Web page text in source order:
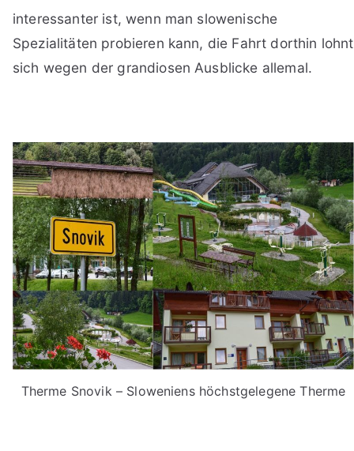
interessanter ist, wenn man slowenische
Spezialitäten probieren kann, die Fahrt dorthin lohnt
sich wegen der grandiosen Ausblicke allemal.
Therme Snovik – Sloweniens höchstgelegene Therme